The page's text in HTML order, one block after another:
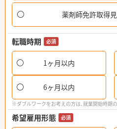
薬剤師免許取得見
転職時期 必須
1ヶ月以内
6ヶ月以内
※ダブルワークをお考えの方は、就業開始時期
希望雇用形態 必須